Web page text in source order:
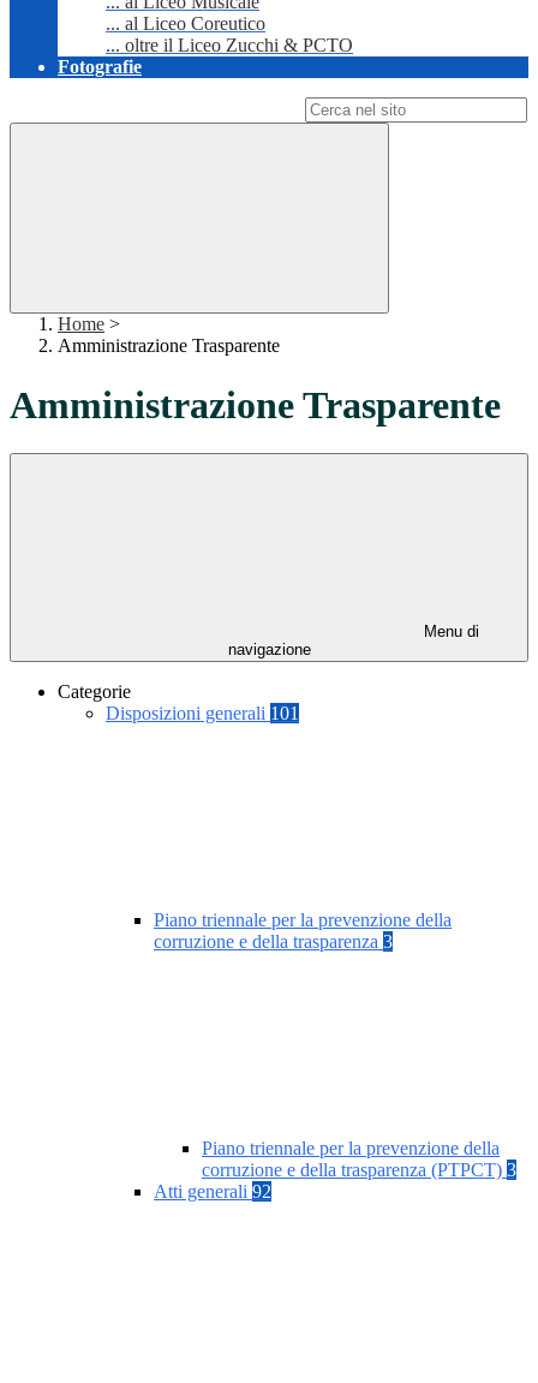
... al Liceo Coreutico
... oltre il Liceo Zucchi & PCTO
Fotografie
Home >
Amministrazione Trasparente
Amministrazione Trasparente
Menu di
navigazione
Categorie
Disposizioni generali 101
Piano triennale per la prevenzione della
corruzione e della trasparenza 3
Piano triennale per la prevenzione della
corruzione e della trasparenza (PTPCT) 3
Atti generali 92